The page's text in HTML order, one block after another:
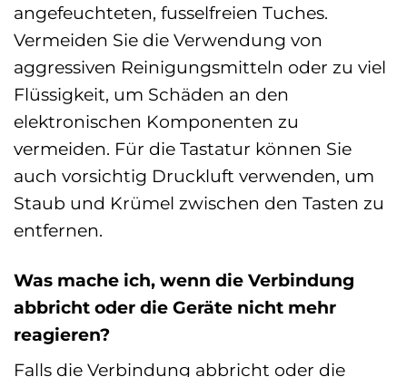
angefeuchteten, fusselfreien Tuches.
Vermeiden Sie die Verwendung von
aggressiven Reinigungsmitteln oder zu viel
Flüssigkeit, um Schäden an den
elektronischen Komponenten zu
vermeiden. Für die Tastatur können Sie
auch vorsichtig Druckluft verwenden, um
Staub und Krümel zwischen den Tasten zu
entfernen.
Was mache ich, wenn die Verbindung
abbricht oder die Geräte nicht mehr
reagieren?
Falls die Verbindung abbricht oder die